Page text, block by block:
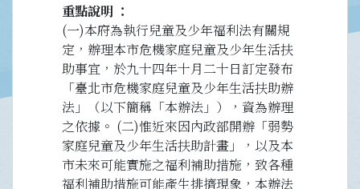
重點說明
(一)本府為執行兒童及少年福利法有關規
定，辦理本市危機家庭兒童及少年生活扶
助事宜，於九十四年十月二十日訂定發布
「臺北市危機家庭兒童及少年生活扶助辦
法」（以下簡稱「本辦法」），資為辦理
之依據。 (二)惟近來因內政部開辦「弱勢
家庭兒童及少年生活扶助計畫」，以及本
市未來可能實施之福利補助措施，致各種
福利補助措施可能產生排擠現象，本辦法